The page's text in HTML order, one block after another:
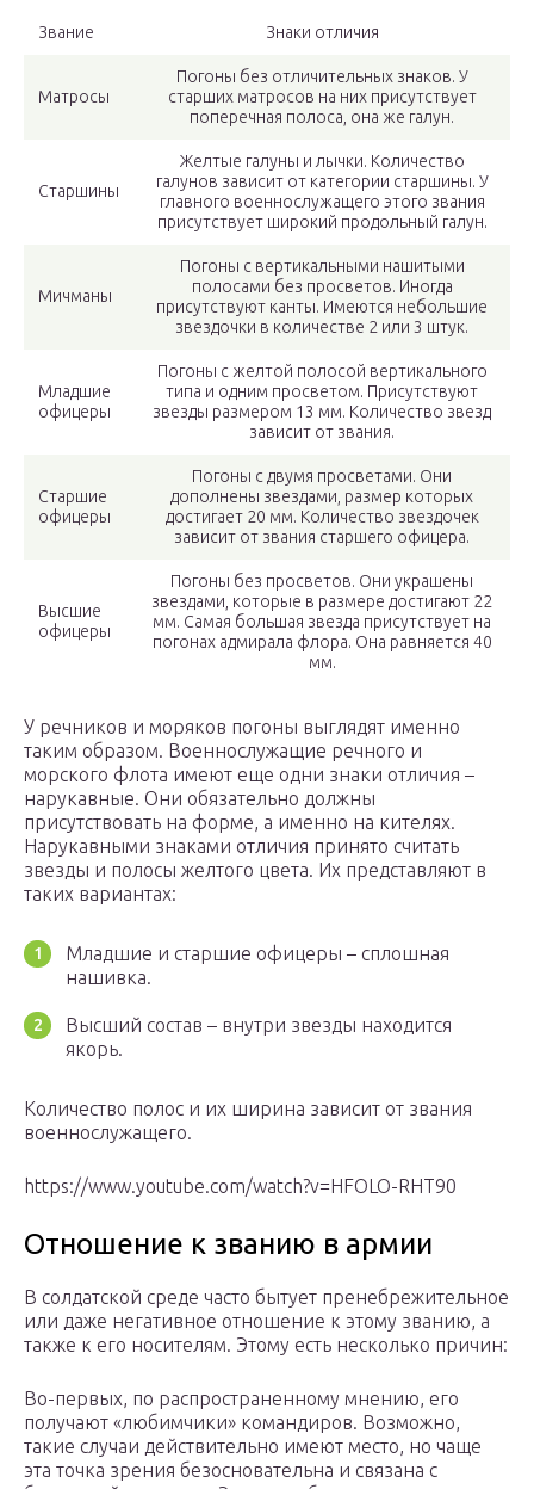
Звание Знаки отличия
Матросы
Погоны без отличительных знаков. У
старших матросов на них присутствует
поперечная полоса, она же галун.
Старшины
Желтые галуны и лычки. Количество
галунов зависит от категории старшины. У
главного военнослужащего этого звания
присутствует широкий продольный галун.
Мичманы
Погоны с вертикальными нашитыми
полосами без просветов. Иногда
присутствуют канты. Имеются небольшие
звездочки в количестве 2 или 3 штук.
Младшие
офицеры
Погоны с желтой полосой вертикального
типа и одним просветом. Присутствуют
звезды размером 13 мм. Количество звезд
зависит от звания.
Старшие
офицеры
Погоны с двумя просветами. Они
дополнены звездами, размер которых
достигает 20 мм. Количество звездочек
зависит от звания старшего офицера.
Высшие
офицеры
Погоны без просветов. Они украшены
звездами, которые в размере достигают 22
мм. Самая большая звезда присутствует на
погонах адмирала флора. Она равняется 40
мм.
У речников и моряков погоны выглядят именно
таким образом. Военнослужащие речного и
морского флота имеют еще одни знаки отличия –
нарукавные. Они обязательно должны
присутствовать на форме, а именно на кителях.
Нарукавными знаками отличия принято считать
звезды и полосы желтого цвета. Их представляют в
таких вариантах:
Младшие и старшие офицеры – сплошная
нашивка.
Высший состав – внутри звезды находится
якорь.
Количество полос и их ширина зависит от звания
военнослужащего.
https://www.youtube.com/watch?v=HFOLO-RHT90
Отношение к званию в армии
В солдатской среде часто бытует пренебрежительное
или даже негативное отношение к этому званию, а
также к его носителям. Этому есть несколько причин:
Во-первых, по распространенному мнению, его
получают «любимчики» командиров. Возможно,
такие случаи действительно имеют место, но чаще
эта точка зрения безосновательна и связана с